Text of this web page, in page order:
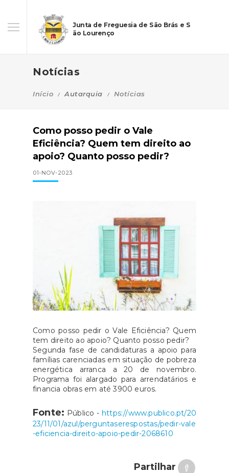
Junta de Freguesia de São Brás e S
ão Lourenço
Notícias
Início Autarquia Notícias
Como posso pedir o Vale
Eficiência? Quem tem direito ao
apoio? Quanto posso pedir?
01-NOV-2023
Como posso pedir o Vale Eficiência? Quem
tem direito ao apoio? Quanto posso pedir?
Segunda fase de candidaturas a apoio para
famílias carenciadas em situação de pobreza
energética arranca a 20 de novembro.
Programa foi alargado para arrendatários e
financia obras em até 3900 euros.
Fonte: Público - https://www.publico.pt/20
23/11/01/azul/perguntaserespostas/pedir-vale
-eficiencia-direito-apoio-pedir-2068610
Partilhar